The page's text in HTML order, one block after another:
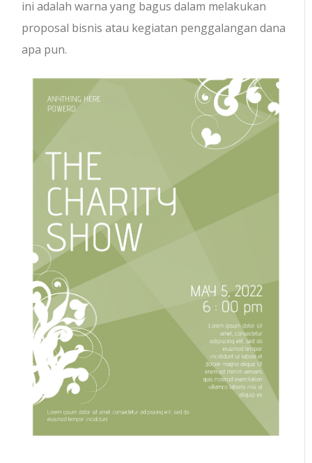
ini adalah warna yang bagus dalam melakukan
proposal bisnis atau kegiatan penggalangan dana
apa pun.